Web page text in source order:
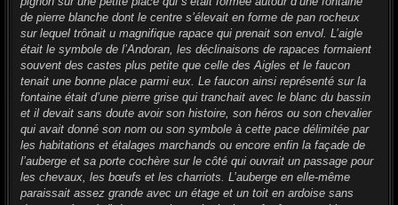
de pierre blanche dont le centre s’élevait en forme de pan rocheux
sur lequel trônait u magnifique rapace qui prenait son envol. L’aigle
était le symbole de l’Andoran, les déclinaisons de rapaces formaient
souvent des castes plus petite que celle des Aigles et le faucon
tenait une bonne place parmi eux. Le faucon ainsi représenté sur la
fontaine était d’une pierre grise qui tranchait avec le blanc du bassin
et il devait sans doute avoir son histoire, son héros ou son chevalier
qui avait donné son nom ou son symbole à cette pace délimitée par
les habitations et étalages marchands ou encore enfin la façade de
l’auberge et sa porte cochère sur le côté qui ouvrait un passage pour
les chevaux, les bœufs et les charriots. L’auberge en elle-même
paraissait assez grande avec un étage et un toit en ardoise sans